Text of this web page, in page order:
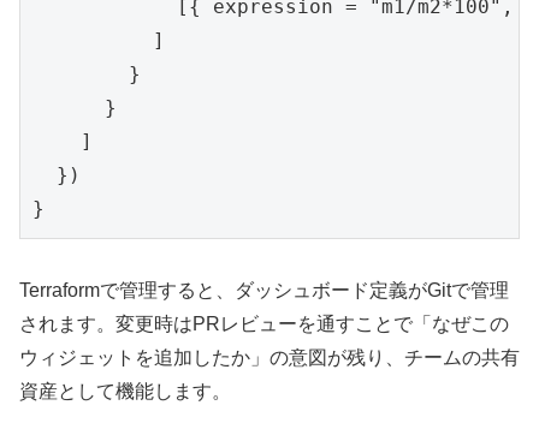
[{ expression = "m1/m2*100",
          ]
        }
      }
    ]
  })
Terraformで管理すると、ダッシュボード定義がGitで管理
されます。変更時はPRレビューを通すことで「なぜこの
ウィジェットを追加したか」の意図が残り、チームの共有
資産として機能します。